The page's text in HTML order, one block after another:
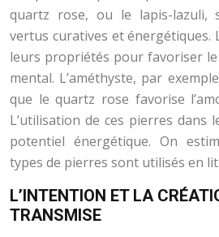
quartz rose, ou le lapis-lazuli,
vertus curatives et
leurs propriétés pour favoriser
mental. L’améthyste, par
que le quartz rose favorise
L’utilisation de ces pierres dans
potentiel énergétique. On
types de pierres sont utilisés en
L’INTENTION ET LA
TRANSMISE